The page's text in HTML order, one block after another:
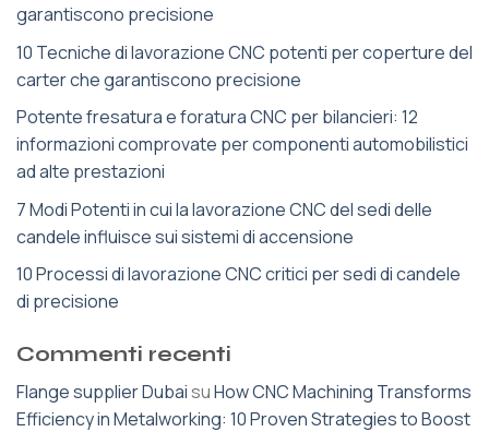
garantiscono precisione
10 Tecniche di lavorazione CNC potenti per coperture del
carter che garantiscono precisione
Potente fresatura e foratura CNC per bilancieri: 12
informazioni comprovate per componenti automobilistici
ad alte prestazioni
7 Modi Potenti in cui la lavorazione CNC del sedi delle
candele influisce sui sistemi di accensione
10 Processi di lavorazione CNC critici per sedi di candele
di precisione
Commenti recenti
Flange supplier DubaisuHow CNC Machining Transforms
Efficiency in Metalworking: 10 Proven Strategies to Boost